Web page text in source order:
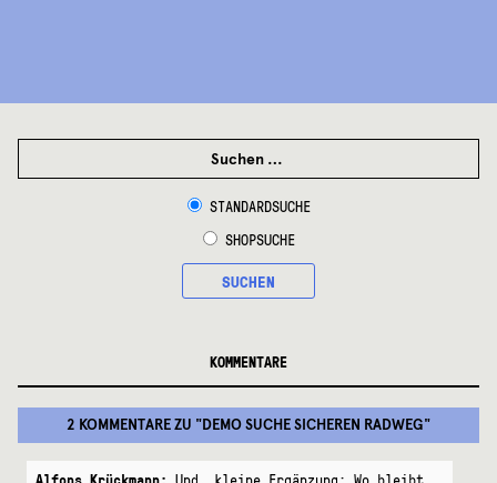
STANDARDSUCHE
SHOPSUCHE
SUCHEN
KOMMENTARE
2 KOMMENTAREZU "DEMO SUCHE SICHEREN RADWEG"